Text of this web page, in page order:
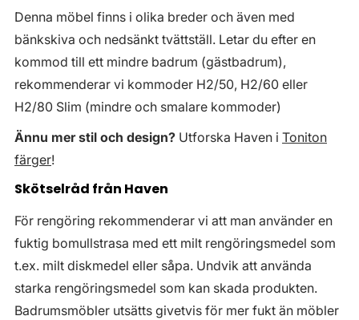
Denna möbel finns i olika breder och även med
bänkskiva och nedsänkt tvättställ. Letar du efter en
kommod till ett mindre badrum (gästbadrum),
rekommenderar vi kommoder H2/50, H2/60 eller
H2/80 Slim (mindre och smalare kommoder)
Ännu mer stil och design? Utforska Haven i Toniton
färger!
Skötselråd från Haven
För rengöring rekommenderar vi att man använder en
fuktig bomullstrasa med ett milt rengöringsmedel som
t.ex. milt diskmedel eller såpa. Undvik att använda
starka rengöringsmedel som kan skada produkten.
Badrumsmöbler utsätts givetvis för mer fukt än möbler